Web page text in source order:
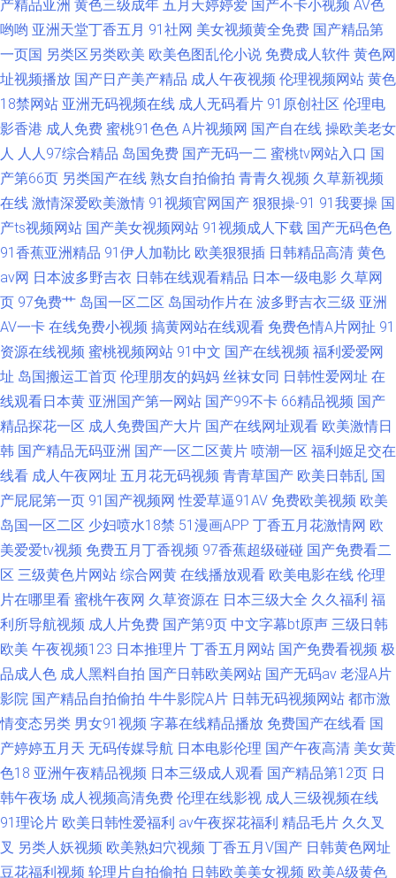
产精品亚洲 黄色三级成年 五月天婷婷爱 国产不卡小视频 AV色
哟哟 亚洲天堂丁香五月 91社网 美女视频黄全免费 国产精品第
一页国 另类区另类欧美 欧美色图乱伦小说 免费成人软件 黄色网
址视频播放 国产日产美产精品 成人午夜视频 伦理视频网站 黄色
18禁网站 亚洲无码视频在线 成人无码看片 91原创社区 伦理电
影香港 成人免费 蜜桃91色色 A片视频网 国产自在线 操欧美老女
人 人人97综合精品 岛国免费 国产无码一二 蜜桃tv网站入口 国
产第66页 另类国产在线 熟女自拍偷拍 青青久视频 久草新视频
在线 激情深爱欧美激情 91视频官网国产 狠狠操-91 91我要操 国
产ts视频网站 国产美女视频网站 91视频成人下载 国产无码色色
91香蕉亚洲精品 91伊人加勒比 欧美狠狠插 日韩精品高清 黄色
av网 日本波多野吉衣 日韩在线观看精品 日本一级电影 久草网
页 97免费艹 岛国一区二区 岛国动作片在 波多野吉衣三级 亚洲
AV一卡 在线免费小视频 搞黄网站在线观看 免费色情A片网扯 91
资源在线视频 蜜桃视频网站 91中文 国产在线视频 福利爱爱网
址 岛国搬运工首页 伦理朋友的妈妈 丝袜女同 日韩性爱网址 在
线观看日本黄 亚洲国产第一网站 国产99不卡 66精品视频 国产
精品探花一区 成人免费国产大片 国产在线网址观看 欧美激情日
韩 国产精品无码亚洲 国产一区二区黄片 喷潮一区 福利姬足交在
线看 成人午夜网址 五月花无码视频 青青草国产 欧美日韩乱 国
产屁屁第一页 91国产视频网 性爱草逼91AV 免费欧美视频 欧美
岛国一区二区 少妇喷水18禁 51漫画APP 丁香五月花激情网 欧
美爱爱tv视频 免费五月丁香视频 97香蕉超级碰碰 国产免费看二
区 三级黄色片网站 综合网黄 在线播放观看 欧美电影在线 伦理
片在哪里看 蜜桃午夜网 久草资源在 日本三级大全 久久福利 福
利所导航视频 成人片免费 国产第9页 中文字幕bt原声 三级日韩
欧美 午夜视频123 日本推理片 丁香五月网站 国产免费看视频 极
品成人色 成人黑料自拍 国产日韩欧美网站 国产无码av 老湿A片
影院 国产精品自拍偷拍 牛牛影院A片 日韩无码视频网站 都市激
情变态另类 男女91视频 字幕在线精品播放 免费国产在线看 国
产婷婷五月天 无码传媒导航 日本电影伦理 国产午夜高清 美女黄
色18 亚洲午夜精品视频 日本三级成人观看 国产精品第12页 日
韩午夜场 成人视频高清免费 伦理在线影视 成人三级视频在线
91理论片 欧美日韩性爱福利 av午夜探花福利 精品毛片 久久叉
叉 另类人妖视频 欧美熟妇穴视频 丁香五月V国产 日韩黄色网址
豆花福利视频 轮理片自拍偷拍 日韩欧美美女视频 欧美A级黄色